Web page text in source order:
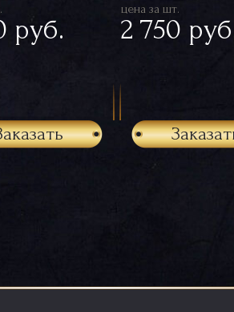
руб.
цена за шт.
2 750